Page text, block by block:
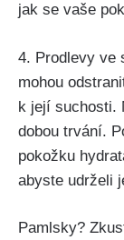
jak se vaše
4. Prodlevy ve
mohou
k její suchosti.
dobou trvání.
pokožku
abyste udrželi
Pamlsky?